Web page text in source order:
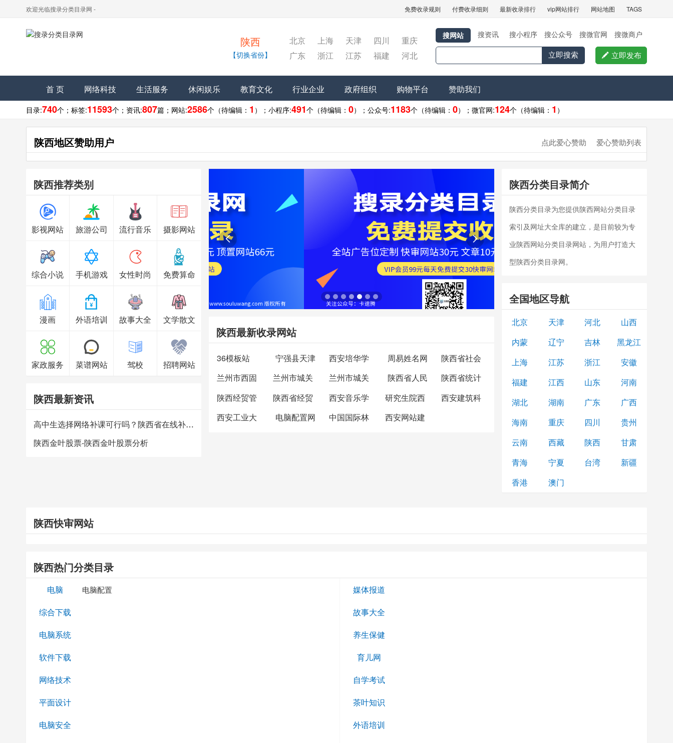
欢迎光临搜录分类目录网 - 免费收录规则 付费收录细则 最新收录排行 vip网站排行 网站地图 TAGS
陕西
【切换省份】
北京 上海 天津 四川
重庆
广东
浙江 江苏 福建 河北
搜网站 搜资讯 搜小程序 搜公众号 搜微官网 搜微商户
立即搜索  立即发布
首 页 网络科技 生活服务 休闲娱乐 教育文化 行业企业 政府组织 购物平台 赞助我们
目录:740个； 标签:11593个； 资讯:807篇； 网站:2586个（待编辑： 1 ）； 小程序:491个（待编辑： 0）； 公众号:1183个（待编辑： 0）； 微官网:124个（待编辑： 1 ）
陕西地区赞助用户 爱心赞助列表
点此爱心赞助
陕西推荐类别
影视网站 旅游公司 流行音乐 摄影网站
综合小说 手机游戏 女性时尚 免费算命
漫画 外语培训 故事大全 文学散文
家政服务 菜谱网站 驾校 招聘网站
陕西最新资讯
高中生选择网络补课可行吗？陕西省在线补习平台哪个好？
陕西金叶股票-陕西金叶股票分析
 
陕西最新收录网站
36模板站 宁强县天津 西安培华学 周易姓名网
陕西省社会
兰州市西固
兰州市城关 兰州市城关 陕西省人民
陕西省统计
陕西经贸管
陕西省经贸 西安音乐学 研究生院西
西安建筑科
西安工业大
电脑配置网 中国国际林 西安网站建
陕西分类目录简介
陕西分类目录为您提供陕西网站分类目录
索引及网址大全库的建立，是目前较为专
业陕西网站分类目录网站，为用户打造大
型陕西分类目录网。
全国地区导航
北京 天津 河北
山西
内蒙
辽宁 吉林
黑龙江
上海
江苏 浙江
安徽
福建
江西 山东
河南
湖北
湖南 广东
广西
海南
重庆 四川
贵州
云南
西藏 陕西
甘肃
青海
宁夏 台湾
新疆
香港
澳门
陕西快审网站
陕西热门分类目录
电脑 电脑配置
综合下载
电脑系统
软件下载
网络技术
平面设计
电脑安全
媒体报道
故事大全
养生保健
育儿网
自学考试
茶叶知识
外语培训